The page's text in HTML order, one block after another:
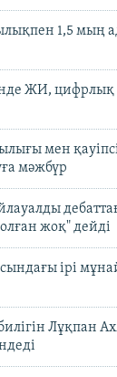
1,5 мың
ЖИ, цифрлық
мен
мәжбүр
жоқ" дейді
ірі
Лұқпан